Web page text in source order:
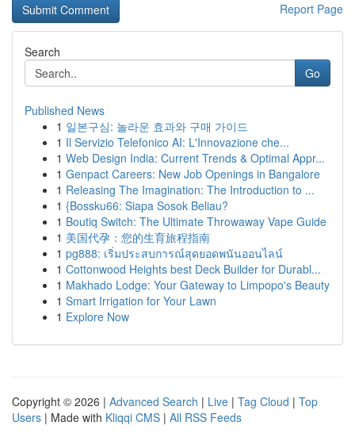
Report Page
Search
Go
Published News
1 일본구심: 놀라운 효과와 구매 가이드
1 Il Servizio Telefonico AI: L'Innovazione che...
1 Web Design India: Current Trends & Optimal Appr...
1 Genpact Careers: New Job Openings in Bangalore
1 Releasing The Imagination: The Introduction to ...
1 {Bossku66: Siapa Sosok Beliau?
1 Boutiq Switch: The Ultimate Throwaway Vape Guide
1 美国代孕：您的生育旅程指南
1 pg888: เริ่มประสบการณ์สุดยอดพนันออนไลน์
1 Cottonwood Heights best Deck Builder for Durabl...
1 Makhado Lodge: Your Gateway to Limpopo's Beauty
1 Smart Irrigation for Your Lawn
1 Explore Now
Copyright © 2026 | Advanced Search | Live | Tag Cloud | Top
Users | Made with Kliqqi CMS | All RSS Feeds